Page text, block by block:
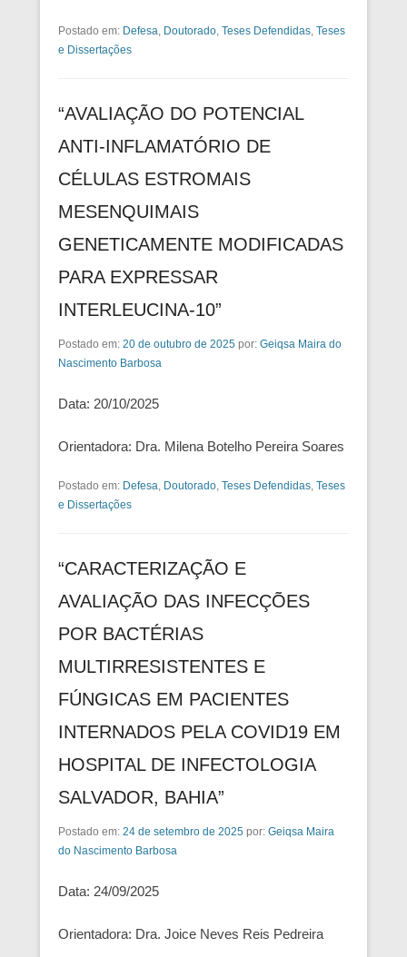
Postado em: Defesa, Doutorado, Teses Defendidas, Teses
e Dissertações
“AVALIAÇÃO DO POTENCIAL
ANTI-INFLAMATÓRIO DE
CÉLULAS ESTROMAIS
MESENQUIMAIS
GENETICAMENTE MODIFICADAS
PARA EXPRESSAR
INTERLEUCINA-10”
Postado em: 20 de outubro de 2025 por: Geiqsa Maira do
Nascimento Barbosa
Data: 20/10/2025
Orientadora: Dra. Milena Botelho Pereira Soares
Postado em: Defesa, Doutorado, Teses Defendidas, Teses
e Dissertações
“CARACTERIZAÇÃO E
AVALIAÇÃO DAS INFECÇÕES
POR BACTÉRIAS
MULTIRRESISTENTES E
FÚNGICAS EM PACIENTES
INTERNADOS PELA COVID19 EM
HOSPITAL DE INFECTOLOGIA
SALVADOR, BAHIA”
Postado em: 24 de setembro de 2025 por: Geiqsa Maira
do Nascimento Barbosa
Data: 24/09/2025
Orientadora: Dra. Joice Neves Reis Pedreira